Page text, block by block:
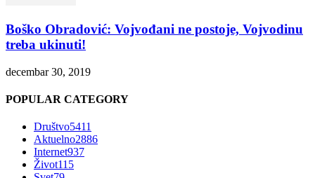
Boško Obradović: Vojvođani ne postoje, Vojvodinu
treba ukinuti!
decembar 30, 2019
POPULAR CATEGORY
Društvo5411
Aktuelno2886
Internet937
Život115